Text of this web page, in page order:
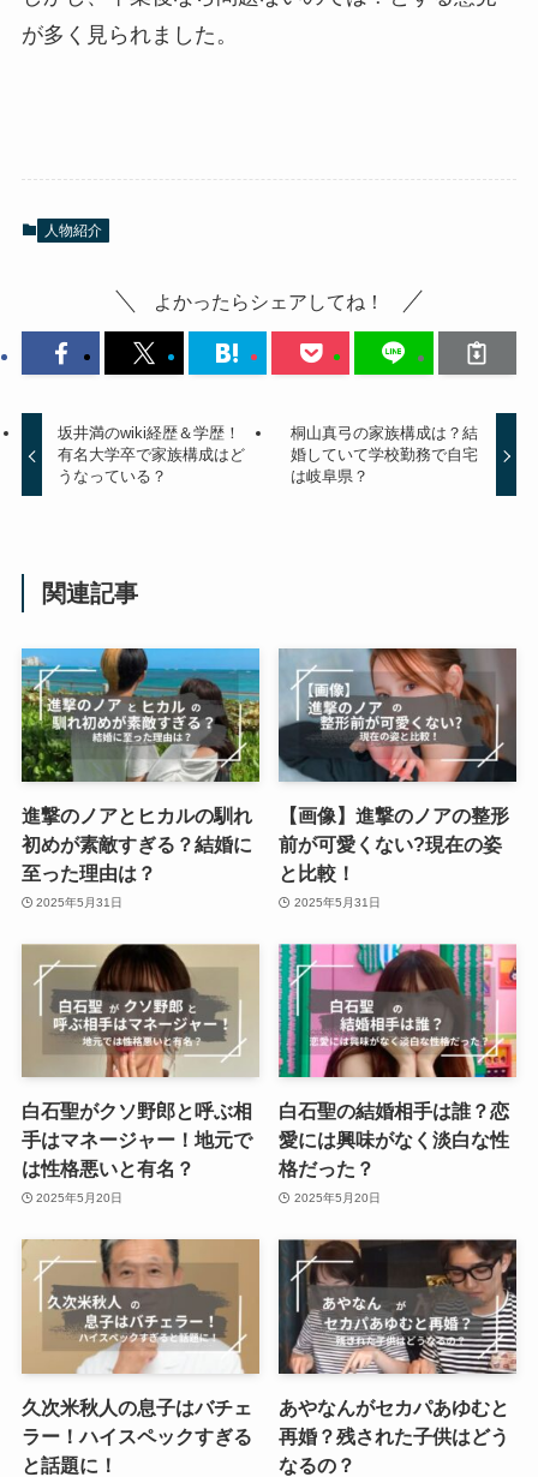
が多く見られました。
人物紹介
よかったらシェアしてね！
坂井満のwiki経歴＆学歴！
有名大学卒で家族構成はど
うなっている？
桐山真弓の家族構成は？結
婚していて学校勤務で自宅
は岐阜県？
関連記事
進撃のノアとヒカルの馴れ
初めが素敵すぎる？結婚に
至った理由は？
2025年5月31日
【画像】進撃のノアの整形
前が可愛くない?現在の姿
と比較！
2025年5月31日
白石聖がクソ野郎と呼ぶ相
手はマネージャー！地元で
は性格悪いと有名？
2025年5月20日
白石聖の結婚相手は誰？恋
愛には興味がなく淡白な性
格だった？
2025年5月20日
久次米秋人の息子はバチェ
ラー！ハイスペックすぎる
と話題に！
あやなんがセカパあゆむと
再婚？残された子供はどう
なるの？